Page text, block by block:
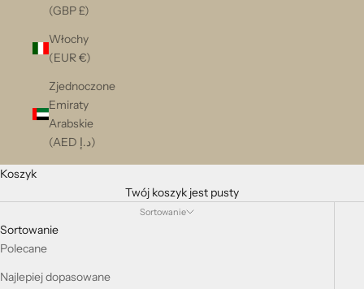
(GBP £)
Włochy
(EUR €)
Zjednoczone
Emiraty
Arabskie
(AED د.إ)
Koszyk
Twój koszyk jest pusty
Sortowanie
Sortowanie
Polecane
Najlepiej dopasowane